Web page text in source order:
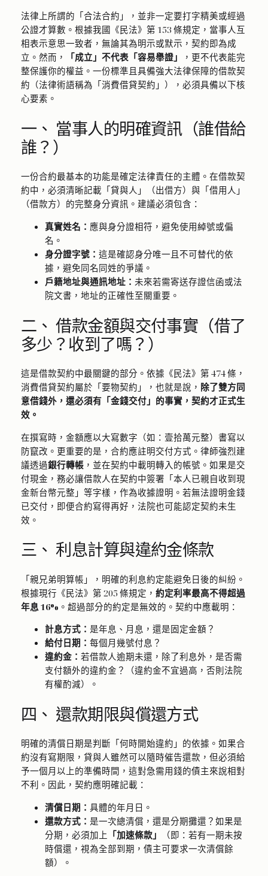
法律上所謂的「合法合約」，並非一定要打字精美或經過
公證才算數。根據我國《民法》第 153 條規定，當事人互
相表示意思一致者，無論其為明示或默示，契約即為成
立。然而，
「成立」不代表「容易舉證」
，更不代表能完
整保護你的權益。一份標準且具備強大法律保障的借款契
約（法律術語稱為「消費借貸契約」），必須具備以下核
心要素。
一、 當事人的明確資訊（誰借給
誰？）
一份合約最基本的功能是確定法律責任的主體。在借款契
約中，必須清晰記載「貸與人」（出借方）與「借用人」
（借款方）的完整身分資訊。建議必須包含：
真實姓名： 應與身分證相符，避免使用綽號或偏
名。
身分證字號： 這是確認身分唯一且不可替代的依
據，避免同名同姓的爭議。
戶籍地址與通訊地址： 未來若需寄送存證信函或法
院文書，地址的正確性至關重要。
二、 借款金額與交付事實（借了
多少？收到了嗎？）
這是借款契約中最關鍵的部分。依據《民法》第 474 條，
消費借貸契約屬於「要物契約」，也就是說， 除了雙方同
意借錢外，還必須有「金錢交付」的事實，契約才正式生
效。
在撰寫時，金額應以大寫數字（如：壹拾萬元整）書寫以
防竄改。更重要的是，合約應註明交付方式。律師強烈建
議透過銀行轉帳，並在契約中載明轉入的帳號。如果是交
付現金，務必讓借款人在契約中簽署「本人已親自收到現
金新台幣元整」等字樣，作為收據證明。若無法證明金錢
已交付，即便合約寫得再好，法院也可能認定契約未生
效。
三、 利息計算與違約金條款
「親兄弟明算帳」，明確的利息約定能避免日後的糾紛。
根據現行《民法》第 205 條規定， 約定利率最高不得超過
年息 16% 。超過部分的約定是無效的。契約中應載明：
計息方式： 是年息、月息，還是固定金額？
給付日期： 每個月幾號付息？
違約金： 若借款人逾期未還，除了利息外，是否需
支付額外的違約金？（違約金不宜過高，否則法院
有權酌減）。
四、 還款期限與償還方式
明確的清償日期是判斷「何時開始違約」的依據。如果合
約沒有寫期限，貸與人雖然可以隨時催告還款，但必須給
予一個月以上的準備時間，這對急需用錢的債主來說相對
不利。因此，契約應明確記載：
清償日期： 具體的年月日。
還款方式： 是一次總清償，還是分期攤還？如果是
分期，必須加上 「加速條款」
（即：若有一期未按
時償還，視為全部到期，債主可要求一次清償餘
額）。